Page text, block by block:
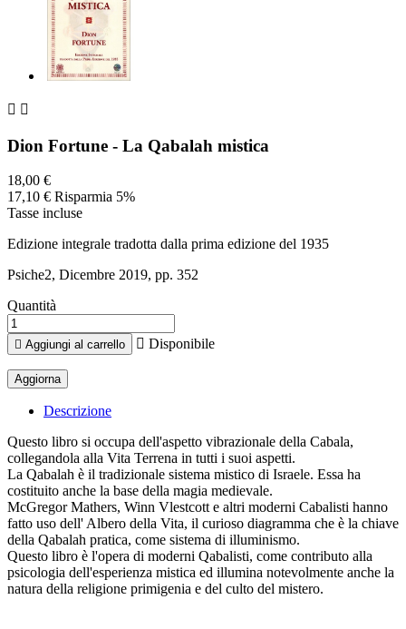
 
Dion Fortune - La Qabalah mistica
18,00 €
17,10 € Risparmia 5%
Tasse incluse
Edizione integrale tradotta dalla prima edizione del 1935
Psiche2, Dicembre 2019, pp. 352
Quantità
 Aggiungi al carrello  Disponibile
Descrizione
Questo libro si occupa dell'aspetto vibrazionale della Cabala,
collegandola alla Vita Terrena in tutti i suoi aspetti.
La Qabalah è il tradizionale sistema mistico di Israele. Essa ha
costituito anche la base della magia medievale.
McGregor Mathers, Winn Vlestcott e altri moderni Cabalisti hanno
fatto uso dell' Albero della Vita, il curioso diagramma che è la chiave
della Qabalah pratica, come sistema di illuminismo.
Questo libro è l'opera di moderni Qabalisti, come contributo alla
psicologia dell'esperienza mistica ed illumina notevolmente anche la
natura della religione primigenia e del culto del mistero.